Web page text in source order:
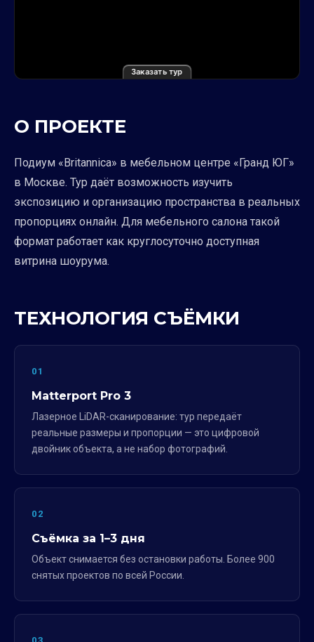
Заказать тур
О ПРОЕКТЕ
Подиум «Britannica» в мебельном центре «Гранд ЮГ»
в Москве. Тур даёт возможность изучить
экспозицию и организацию пространства в реальных
пропорциях онлайн. Для мебельного салона такой
формат работает как круглосуточно доступная
витрина шоурума.
ТЕХНОЛОГИЯ СЪЁМКИ
01
Matterport Pro 3
Лазерное LiDAR-сканирование: тур передаёт
реальные размеры и пропорции — это цифровой
двойник объекта, а не набор фотографий.
02
Съёмка за 1–3 дня
Объект снимается без остановки работы. Более 900
снятых проектов по всей России.